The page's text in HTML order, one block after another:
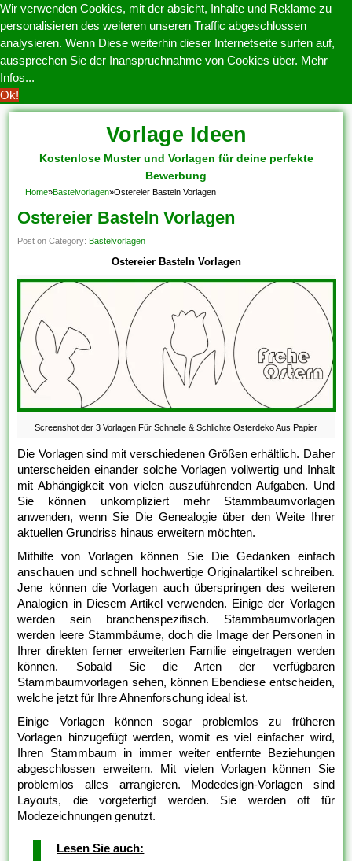
Wir verwenden Cookies, mit der absicht, Inhalte und Reklame zu
personalisieren des weiteren unseren Traffic abgeschlossen
analysieren. Wenn Diese weiterhin dieser Internetseite surfen auf,
aussprechen Sie der Inanspruchnahme von Cookies über. Mehr
Infos...
Ok!
Vorlage Ideen
Kostenlose Muster und Vorlagen für deine perfekte
Bewerbung
Home»Bastelvorlagen»Ostereier Basteln Vorlagen
Ostereier Basteln Vorlagen
Post on Category:Bastelvorlagen
Ostereier Basteln Vorlagen
Screenshot der 3 Vorlagen Für Schnelle & Schlichte Osterdeko Aus Papier
Die Vorlagen sind mit verschiedenen Größen erhältlich. Daher
unterscheiden einander solche Vorlagen vollwertig und Inhalt
mit Abhängigkeit von vielen auszuführenden Aufgaben. Und
Sie können unkompliziert mehr Stammbaumvorlagen
anwenden, wenn Sie Die Genealogie über den Weite Ihrer
aktuellen Grundriss hinaus erweitern möchten.
Mithilfe von Vorlagen können Sie Die Gedanken einfach
anschauen und schnell hochwertige Originalartikel schreiben.
Jene können die Vorlagen auch überspringen des weiteren
Analogien in Diesem Artikel verwenden. Einige der Vorlagen
werden sein branchenspezifisch. Stammbaumvorlagen
werden leere Stammbäume, doch die Image der Personen in
Ihrer direkten ferner erweiterten Familie eingetragen werden
können. Sobald Sie die Arten der verfügbaren
Stammbaumvorlagen sehen, können Ebendiese entscheiden,
welche jetzt für Ihre Ahnenforschung ideal ist.
Einige Vorlagen können sogar problemlos zu früheren
Vorlagen hinzugefügt werden, womit es viel einfacher wird,
Ihren Stammbaum in immer weiter entfernte Beziehungen
abgeschlossen erweitern. Mit vielen Vorlagen können Sie
problemlos alles arrangieren. Modedesign-Vorlagen sind
Layouts, die vorgefertigt werden. Sie werden oft für
Modezeichnungen genutzt.
Lesen Sie auch: